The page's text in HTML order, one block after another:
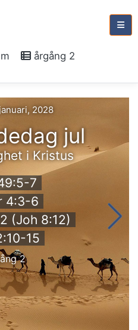
årgång 2
2028
jul
i Kristus
7
4:3-6
(Joh 8:12)
15
2